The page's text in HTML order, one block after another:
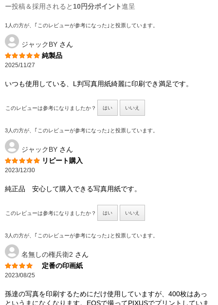
ー投稿＆採用されると 10円分ポイント進呈
1人の方が、｢このレビューが参考になった｣と投票しています。
ジャックBY さん
純製品
2025/11/27
いつも使用している、L判写真用紙綺麗に印刷でき満足です。
このレビューは参考になりましたか？ はい いいえ
3人の方が、｢このレビューが参考になった｣と投票しています。
ジャックBY さん
リピート購入
2023/12/30
純正品 安心して購入できる写真用紙です。
このレビューは参考になりましたか？ はい いいえ
3人の方が、｢このレビューが参考になった｣と投票しています。
名無しの権兵衛2 さん
定番の印画紙
2023/08/25
孫達の写真を印刷するためにだけ使用していますが、400枚はあっ
というまになくなります。EOSで撮ってPIXUSでプリントしていま